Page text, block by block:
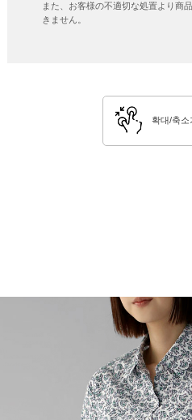
また、お客様の不適切な処置より商
きません。
확대/축소